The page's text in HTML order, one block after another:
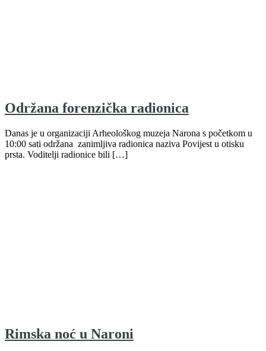
Održana forenzička radionica
Danas je u organizaciji Arheološkog muzeja Narona s početkom u
10:00 sati održana zanimljiva radionica naziva Povijest u otisku
prsta. Voditelji radionice bili […]
Rimska noć u Naroni